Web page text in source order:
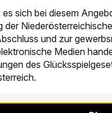
sich bei diesem
der
und zur
Medien
des